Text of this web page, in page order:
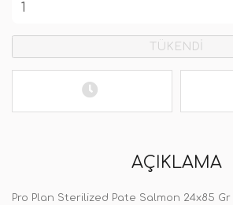
TÜKENDİ
AÇIKLAMA
Pro Plan Sterilized Pate Salmon 24x85 Gr